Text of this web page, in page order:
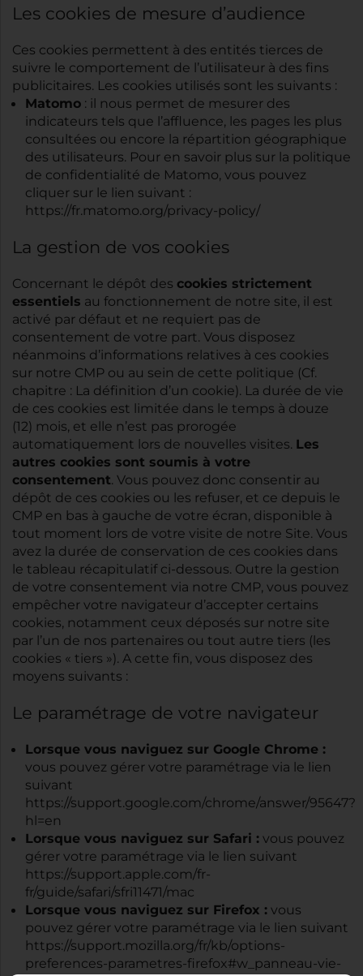
Les cookies de mesure d’audience
Ces cookies permettent à des entités tierces de
suivre le comportement de l’utilisateur à des fins
publicitaires. Les cookies utilisés sont les suivants :
Matomo : il nous permet de mesurer des
indicateurs tels que l’affluence, les pages les plus
consultées ou encore la répartition géographique
des utilisateurs. Pour en savoir plus sur la politique
de confidentialité de Matomo, vous pouvez
cliquer sur le lien suivant :
https://fr.matomo.org/privacy-policy/
La gestion de vos cookies
Concernant le dépôt des cookies strictement
essentiels au fonctionnement de notre site, il est
activé par défaut et ne requiert pas de
consentement de votre part. Vous disposez
néanmoins d’informations relatives à ces cookies
sur notre CMP ou au sein de cette politique (Cf.
chapitre : La définition d’un cookie). La durée de vie
de ces cookies est limitée dans le temps à douze
(12) mois, et elle n’est pas prorogée
automatiquement lors de nouvelles visites. Les
autres cookies sont soumis à votre
consentement. Vous pouvez donc consentir au
dépôt de ces cookies ou les refuser, et ce depuis le
CMP en bas à gauche de votre écran, disponible à
tout moment lors de votre visite de notre Site. Vous
avez la durée de conservation de ces cookies dans
le tableau récapitulatif ci-dessous. Outre la gestion
de votre consentement via notre CMP, vous pouvez
empêcher votre navigateur d’accepter certains
cookies, notamment ceux déposés sur notre site
par l’un de nos partenaires ou tout autre tiers (les
cookies « tiers »). A cette fin, vous disposez des
moyens suivants :
Le paramétrage de votre navigateur
Lorsque vous naviguez sur Google Chrome :
vous pouvez gérer votre paramétrage via le lien
suivant
https://support.google.com/chrome/answer/95647?
hl=en
Lorsque vous naviguez sur Safari :vous pouvez
gérer votre paramétrage via le lien suivant
https://support.apple.com/fr-
fr/guide/safari/sfri11471/mac
Lorsque vous naviguez sur Firefox :vous
pouvez gérer votre paramétrage via le lien suivant
https://support.mozilla.org/fr/kb/options-
preferences-parametres-firefox#w_panneau-vie-